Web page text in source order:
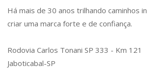
Há mais de 30 anos trilhando caminhos
criar uma marca forte e de confiança.
Rodovia Carlos Tonani SP 333 - Km 121
Jaboticabal-SP